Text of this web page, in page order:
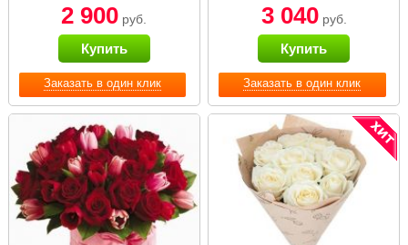
Заказать в один клик
2 900 руб.
Купить
Заказать в один клик
3 040руб.
Купить